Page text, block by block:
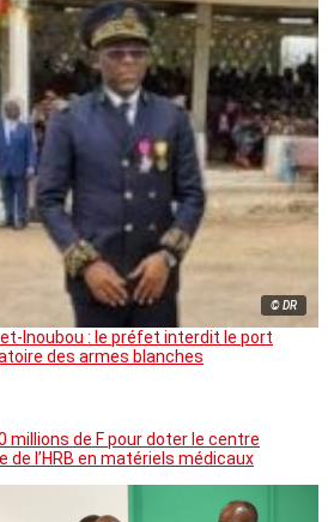
© DR
Inoubou : le préfet interdit le port
des armes blanches
millions de F pour doter le centre
de l’HRB en matériels médicaux